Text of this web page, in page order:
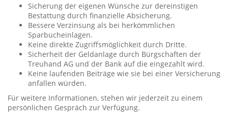
Sicherung der eigenen Wünsche zur dereinstigen
Bestattung durch finanzielle Absicherung.
Bessere Verzinsung als bei herkömmlichen
Sparbucheinlagen.
Keine direkte Zugriffsmöglichkeit durch Dritte.
Sicherheit der Geldanlage durch Bürgschaften der
Treuhand AG und der Bank auf die eingezahlt wird.
Keine laufenden Beiträge wie sie bei einer Versicherung
anfallen würden.
Für weitere Informationen, stehen wir jederzeit zu einem
persönlichen Gespräch zur Verfügung.